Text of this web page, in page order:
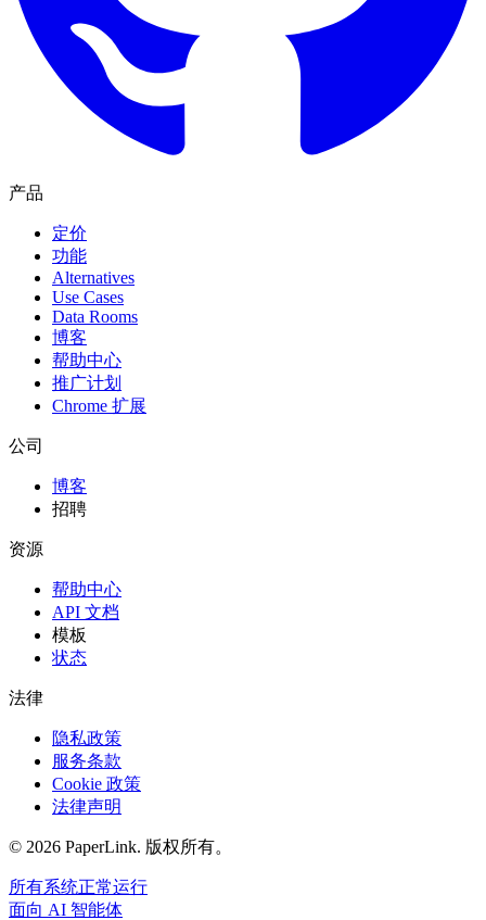
产品
定价
功能
Alternatives
Use Cases
Data Rooms
博客
帮助中心
推广计划
Chrome 扩展
公司
博客
招聘
资源
帮助中心
API 文档
模板
状态
法律
隐私政策
服务条款
Cookie 政策
法律声明
© 2026 PaperLink. 版权所有。
所有系统正常运行
面向 AI 智能体